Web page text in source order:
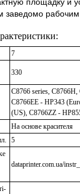
площадку и
заведомо
7
330
C8766 series,
C8766EE - HP343
(US), C8766ZZ -
На основе красителя
5
dataprinter.com.ua/